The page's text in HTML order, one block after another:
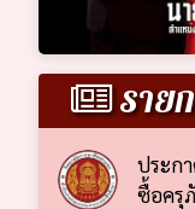
ราย
ประก
ซื้อครุ